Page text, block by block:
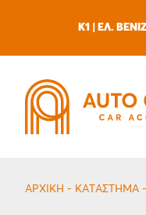
K1 | ΕΛ.
ΑΡΧΙΚΗ - ΚΑΤΆΣΤΗΜΑ -